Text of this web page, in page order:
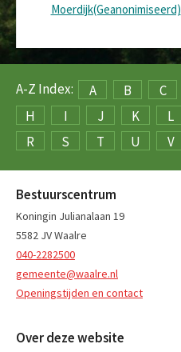
Moerdijk(Geanonimiseerd)
A-Z Index: A B C
H
I J K L
R
S T U V
Bestuurscentrum
Koningin Julianalaan 19
5582 JV Waalre
040-2282500
gemeente@waalre.nl
Openingstijden en contact
Over deze website